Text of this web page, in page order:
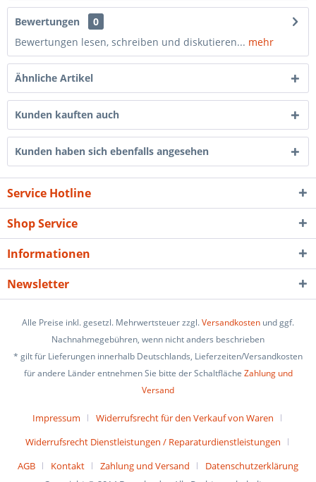
Bewertungen
0
Bewertungen lesen, schreiben und diskutieren... mehr
Ähnliche Artikel
Kunden kauften auch
Kunden haben sich ebenfalls angesehen
Service Hotline
Shop Service
Informationen
Newsletter
Alle Preise inkl. gesetzl. Mehrwertsteuer zzgl.Versandkosten und ggf.
Nachnahmegebühren, wenn nicht anders beschrieben
* gilt für Lieferungen innerhalb Deutschlands, Lieferzeiten/Versandkosten
für andere Länder entnehmen Sie bitte der Schaltfläche Zahlung und
Versand
Impressum
Widerrufsrecht für den Verkauf von Waren
Widerrufsrecht Dienstleistungen / Reparaturdienstleistungen
AGB
Kontakt Zahlung und Versand
Datenschutzerklärung